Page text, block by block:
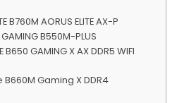
AORUS ELITE AX-P
B550M-PLUS
B650 GAMING X AX DDR5 WIFI
Gaming X DDR4